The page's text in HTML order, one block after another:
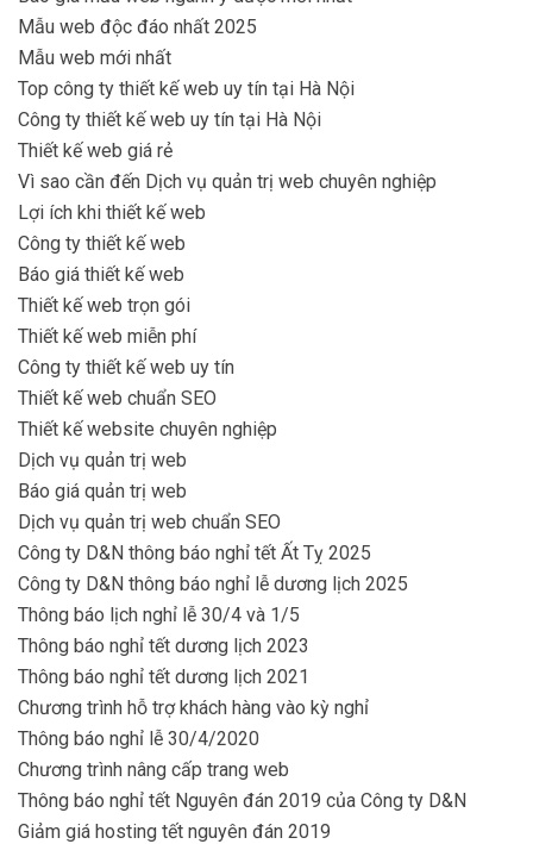
Mẫu web độc đáo nhất 2025
Mẫu web mới nhất
Top công ty thiết kế web uy tín tại Hà Nội
Công ty thiết kế web uy tín tại Hà Nội
Thiết kế web giá rẻ
Vì sao cần đến Dịch vụ quản trị web chuyên nghiệp
Lợi ích khi thiết kế web
Công ty thiết kế web
Báo giá thiết kế web
Thiết kế web trọn gói
Thiết kế web miễn phí
Công ty thiết kế web uy tín
Thiết kế web chuẩn SEO
Thiết kế website chuyên nghiệp
Dịch vụ quản trị web
Báo giá quản trị web
Dịch vụ quản trị web chuẩn SEO
Công ty D&N thông báo nghỉ tết Ất Tỵ 2025
Công ty D&N thông báo nghỉ lễ dương lịch 2025
Thông báo lịch nghỉ lễ 30/4 và 1/5
Thông báo nghỉ tết dương lịch 2023
Thông báo nghỉ tết dương lịch 2021
Chương trình hỗ trợ khách hàng vào kỳ nghỉ
Thông báo nghỉ lễ 30/4/2020
Chương trình nâng cấp trang web
Thông báo nghỉ tết Nguyên đán 2019 của Công ty D&N
Giảm giá hosting tết nguyên đán 2019